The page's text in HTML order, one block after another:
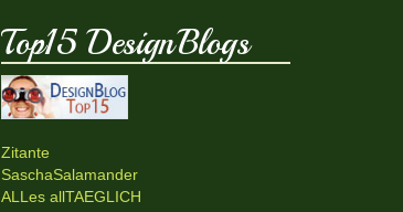
Top15 DesignBlogs
Zitante
SaschaSalamander
ALLes allTAEGLICH